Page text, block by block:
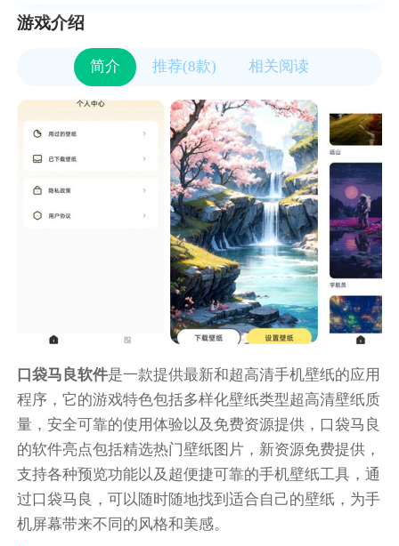
游戏介绍
简介 推荐(8款) 相关阅读
口袋马良软件是一款提供最新和超高清手机壁纸的应用
程序，它的游戏特色包括多样化壁纸类型超高清壁纸质
量，安全可靠的使用体验以及免费资源提供，口袋马良
的软件亮点包括精选热门壁纸图片，新资源免费提供，
支持各种预览功能以及超便捷可靠的手机壁纸工具，通
过口袋马良，可以随时随地找到适合自己的壁纸，为手
机屏幕带来不同的风格和美感。